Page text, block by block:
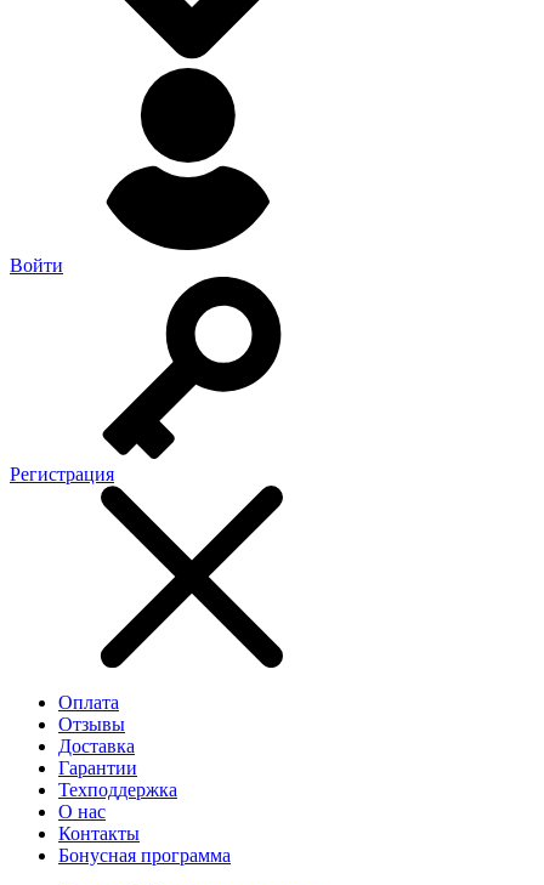
Войти
Регистрация
Оплата
Отзывы
Доставка
Гарантии
Техподдержка
О нас
Контакты
Бонусная программа